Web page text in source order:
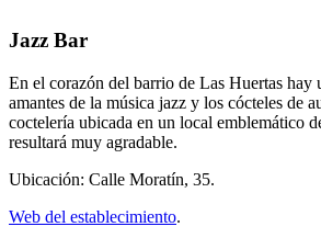
Jazz Bar
En el corazón del barrio de Las Huertas hay
amantes de la música jazz y los cócteles de
coctelería ubicada en un local emblemático
resultará muy agradable.
Ubicación: Calle Moratín, 35.
Web del establecimiento.